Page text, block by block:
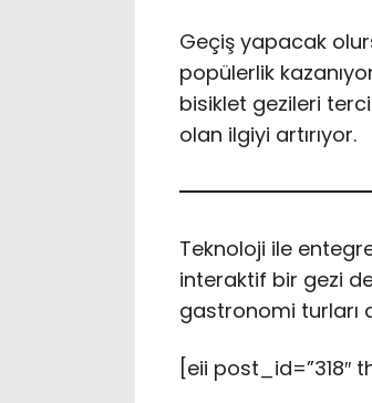
Geçiş yapacak
popülerlik
bisiklet gezileri
olan ilgiyi artırıyor.
Teknoloji ile
interaktif bir gezi
gastronomi turları
[eii post_id=”318″